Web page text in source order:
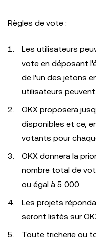
Règles de vote :
Les utilisateurs
vote en déposant
de l'un des jetons
utilisateurs
OKX proposera
disponibles et ce,
votants pour
OKX donnera la
nombre total de
ou égal à 5 000.
Les projets
seront listés sur
Toute tricherie ou